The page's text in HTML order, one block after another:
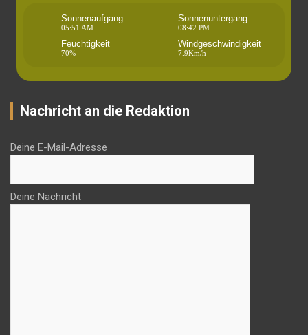
Sonnenaufgang
05:51 AM
Sonnenuntergang
08:42 PM
Feuchtigkeit
70%
Windgeschwindigkeit
7.9Km/h
Nachricht an die Redaktion
Deine E-Mail-Adresse
Deine Nachricht